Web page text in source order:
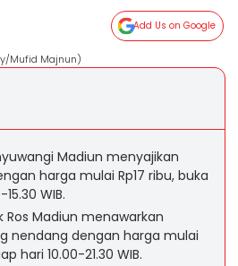
Add Us on Google
Mufid Majnun)
Madiun menyajikan
harga mulai Rp17 ribu, buka
WIB.
Ros Madiun menawarkan
nendang dengan harga mulai
hari 10.00-21.30 WIB.